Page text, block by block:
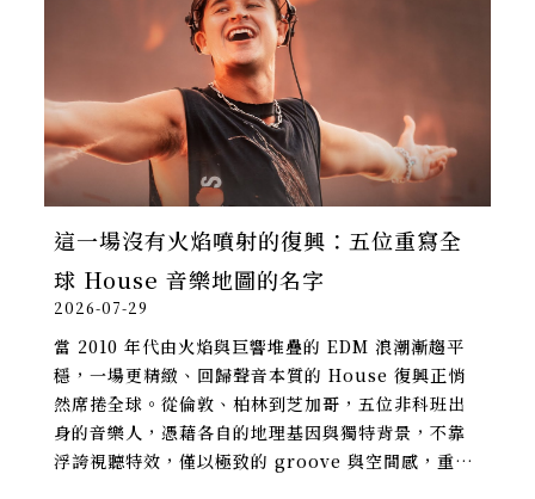
這一場沒有火焰噴射的復興：五位重寫全
球 House 音樂地圖的名字
2026-07-29
當 2010 年代由火焰與巨響堆疊的 EDM 浪潮漸趨平
穩，一場更精緻、回歸聲音本質的 House 復興正悄
然席捲全球。從倫敦、柏林到芝加哥，五位非科班出
身的音樂人，憑藉各自的地理基因與獨特背景，不靠
浮誇視聽特效，僅以極致的 groove 與空間感，重新